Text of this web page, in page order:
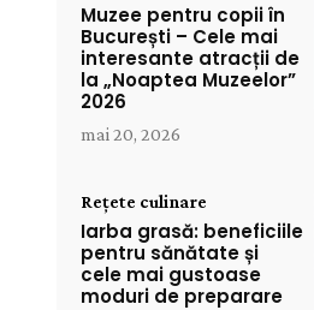
Muzee pentru copii în
București – Cele mai
interesante atracții de
la „Noaptea Muzeelor”
2026
mai 20, 2026
Rețete culinare
Iarba grasă: beneficiile
pentru sănătate și
cele mai gustoase
moduri de preparare